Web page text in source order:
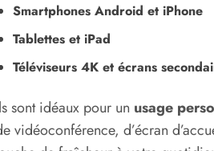
Smartphones Android et iPhone
Tablettes et iPad
Téléviseurs 4K et écrans
sont idéaux pour un usage
vidéoconférence, d’écran